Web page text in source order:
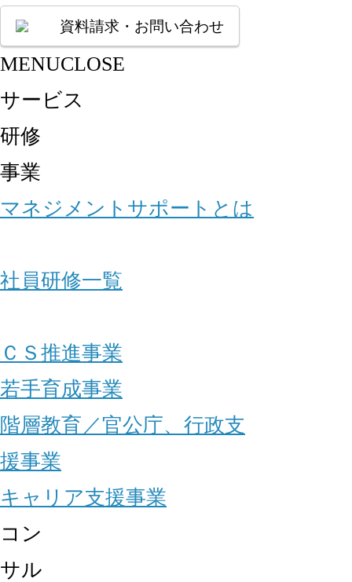
資料請求・お問い合わせ
MENUCLOSE
サービス
研修
事業
マネジメントサポートとは
社員研修一覧
ＣＳ推進事業
若手育成事業
階層教育／官公庁、行政支
援事業
キャリア支援事業
コン
サル